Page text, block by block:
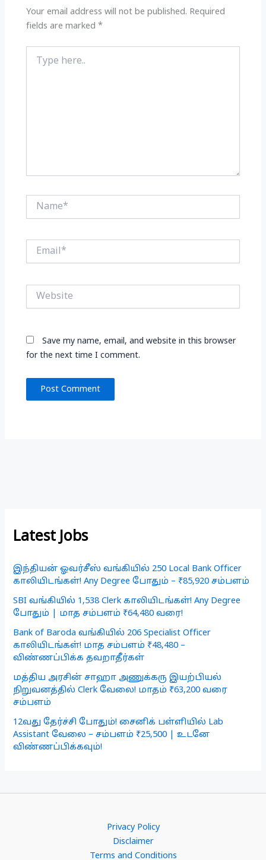
k
Your email address will not be published. Required
fields are marked*
here..
Name*
Email*
Website
Save my name, email, and website in this browser
for the next time I comment.
Latest Jobs
இந்தியன் ஓவர்சீஸ் வங்கியில் 250 Local Bank Officer
காலியிடங்கள்! Any Degree போதும் – ₹85,920 சம்பளம்
SBI வங்கியில் 1,538 Clerk காலியிடங்கள்! Any Degree
போதும் | மாத சம்பளம் ₹64,480 வரை!
Bank of Baroda வங்கியில் 206 Specialist Officer
காலியிடங்கள்! மாத சம்பளம் ₹48,480 –
விண்ணப்பிக்க தவறாதீர்கள்
மத்திய அரசின் சாஹா அணுக்கரு இயற்பியல்
நிறுவனத்தில் Clerk வேலை! மாதம் ₹63,200 வரை
சம்பளம்
12வது தேர்ச்சி போதும்! சைனிக் பள்ளியில் Lab
Assistant வேலை – சம்பளம் ₹25,500 | உடனே
விண்ணப்பிக்கவும்!
Privacy Policy
Disclaimer
Terms and Conditions